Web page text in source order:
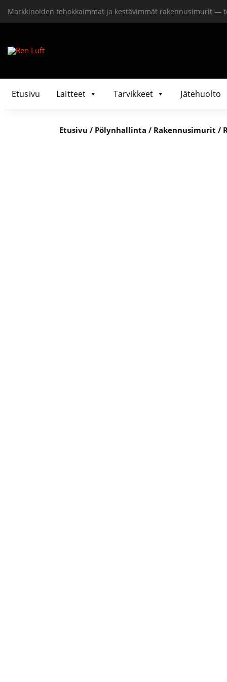
Markkinoiden tehokkaimmat ja kestävimmät rakennusimurit —
Etusivu Laitteet Tarvikkeet Jätehuolto
Etusivu / Pölynhallinta / Rakennusimurit /